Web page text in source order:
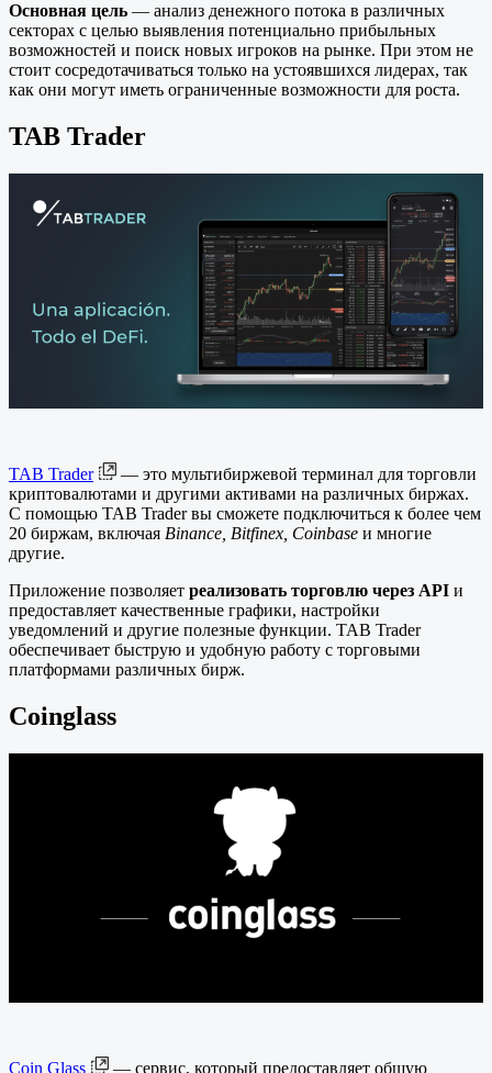
Основная цель — анализ денежного потока в различных
секторах с целью выявления потенциально прибыльных
возможностей и поиск новых игроков на рынке. При этом не
стоит сосредотачиваться только на устоявшихся лидерах, так
как они могут иметь ограниченные возможности для роста.
TAB Trader
TAB Trader
— это мультибиржевой терминал для торговли
криптовалютами и другими активами на различных биржах.
С помощью TAB Trader вы сможете подключиться к более чем
20 биржам, включая Binance, Bitfinex, Coinbase и многие
другие.
Приложение позволяет реализовать торговлю через API и
предоставляет качественные графики, настройки
уведомлений и другие полезные функции. TAB Trader
обеспечивает быструю и удобную работу с торговыми
платформами различных бирж.
Coinglass
Coin Glass — сервис, который предоставляет общую